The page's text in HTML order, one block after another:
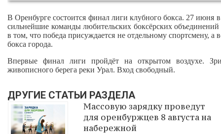
В Оренбурге состоится финал лиги клубного бокса. 27 июня
сильнейшие команды любительских боксёрских
в том, что победа присуждается не отдельному спортсмену,
бокса города.
Впервые финал лиги пройдёт на открытом воздухе.
живописного берега реки Урал. Вход свободный.
ДРУГИЕ СТАТЬИ РАЗДЕЛА
Массовую зарядку проведут
для оренбуржцев 8 августа на
набережной